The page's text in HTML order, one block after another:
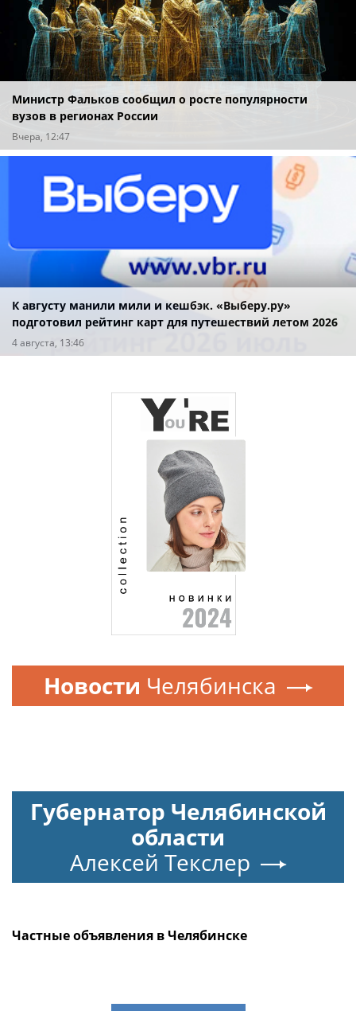
Министр Фальков сообщил о росте популярности
вузов в регионах России
Вчера, 12:47
К августу манили мили и кешбэк. «Выберу.ру»
подготовил рейтинг карт для путешествий летом 2026
года
4 августа, 13:46
Новости Челябинска
Губернатор Челябинской
области
Алексей Текслер
Частные объявления в Челябинске